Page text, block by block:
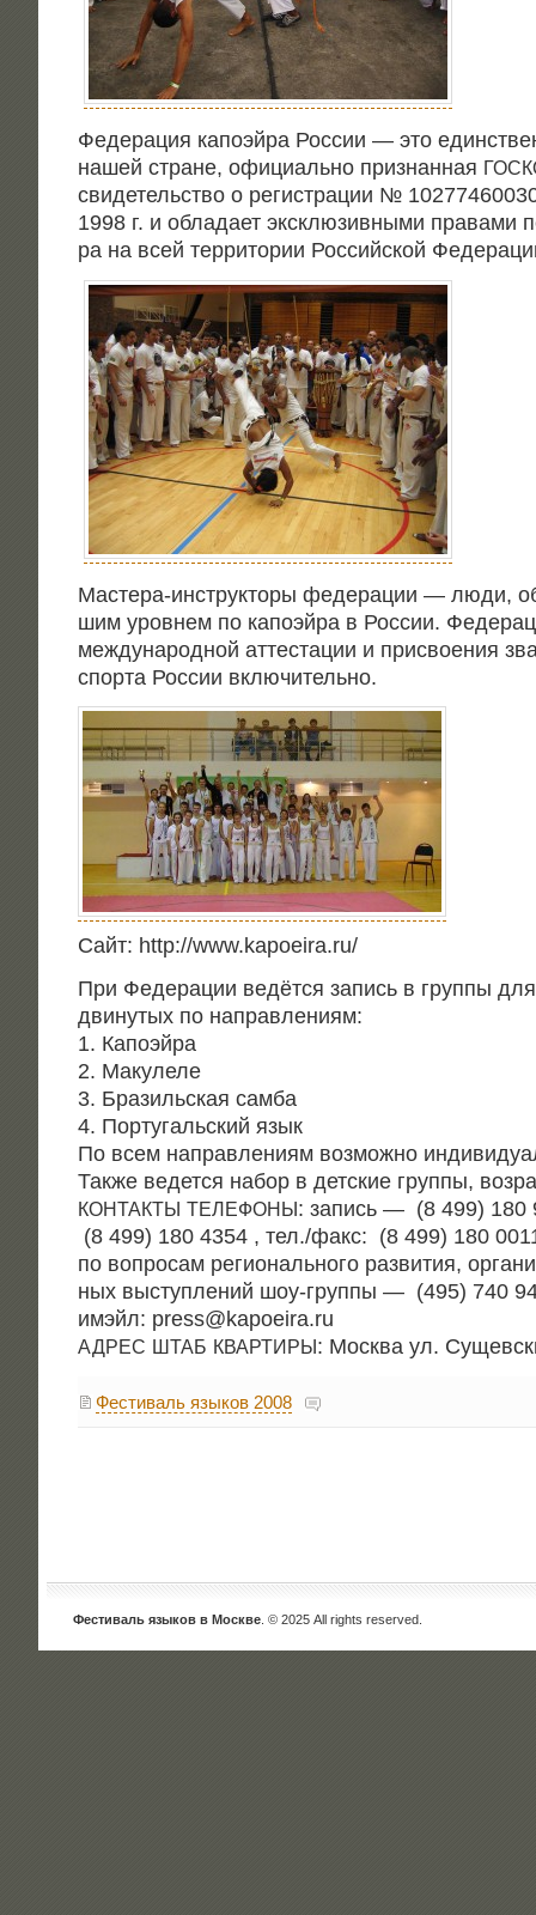
Феде­ра­ция капо­эй­ра Рос­сии — это
нашей стране, офи­ци­аль­но при­знан­ная
сви­де­тель­ство о реги­стра­ции №
1998 г. и обла­да­ет экс­клю­зив­ны­ми пра­ва­ми
ра на всей тер­ри­то­рии Рос­сий­ской
Масте­ра-инструк­то­ры феде­ра­ции — люди,
шим уров­нем по капо­эй­ра в Рос­сии.
меж­ду­на­род­ной атте­ста­ции и при­сво­е­ния
спор­та Рос­сии включительно.
Сайт: http://www.kapoeira.ru/
При Феде­ра­ции ведёт­ся запись в груп­пы
дви­ну­тых по направлениям:
1. Капоэйра
2. Макулеле
3. Бра­зиль­ская самба
4. Пор­ту­галь­ский язык
По всем направ­ле­ни­ям воз­мож­но
Так­же ведет­ся набор в дет­ские груп­пы,
КОНТАКТЫ ТЕЛЕФОНЫ : запись — (8 499) 180
(8 499) 180 4354 , тел./факс: (8 499) 180
по вопро­сам реги­о­наль­но­го раз­ви­тия,
ных выступ­ле­ний шоу-груп­пы — (495) 740
имэйл: press@kapoeira.ru
АДРЕС ШТАБ КВАРТИРЫ : Москва ул.
Фестиваль языков 2008
Фестиваль языков в Москве . © 2025 All rights reserved.